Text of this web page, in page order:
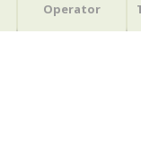
Operator